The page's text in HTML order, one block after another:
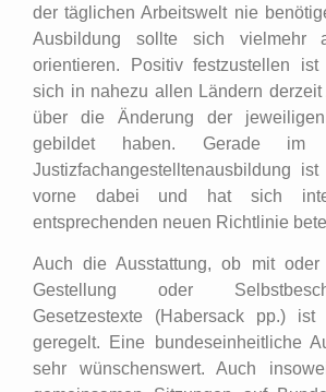
der täglichen Arbeitswelt nie
Ausbildung sollte sich vielmehr
orientieren. Positiv festzustellen
sich in nahezu allen Ländern derzeit
über die Änderung der jeweiligen
gebildet haben. Gerade im
Justizfachangestelltenausbildung
vorne dabei und hat sich
entsprechenden neuen Richtlinie
Auch die Ausstattung, ob mit oder
Gestellung oder
Gesetzestexte (Habersack pp.) ist
geregelt. Eine bundeseinheitliche
sehr wünschenswert. Auch